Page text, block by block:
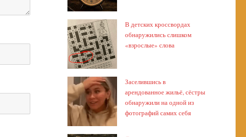
В детских кроссвордах
обнаружились слишком
«взрослые» слова
Заселившись в
арендованное жильё, сёстры
обнаружили на одной из
фотографий самих себя